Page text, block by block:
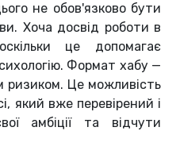
не обов'язково бути
Хоча досвід роботи в
це допомагає
Формат хабу —
Це можливість
який вже перевірений і
амбіції та відчути